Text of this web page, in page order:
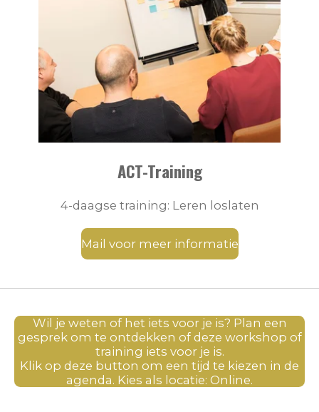
ACT-Training
4-daagse training: Leren loslaten
Mail voor meer informatie
Wil je weten of het iets voor je is? Plan een
gesprek om te ontdekken of deze workshop of
training iets voor je is.
Klik op deze button om een tijd te kiezen in de
agenda. Kies als locatie: Online.